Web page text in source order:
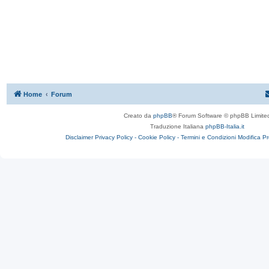
Home Forum
Creato da phpBB® Forum Software © phpBB
Traduzione Italiana phpBB-Italia.it
Disclaimer Privacy Policy - Cookie Policy - Termini e Condizioni Modifica